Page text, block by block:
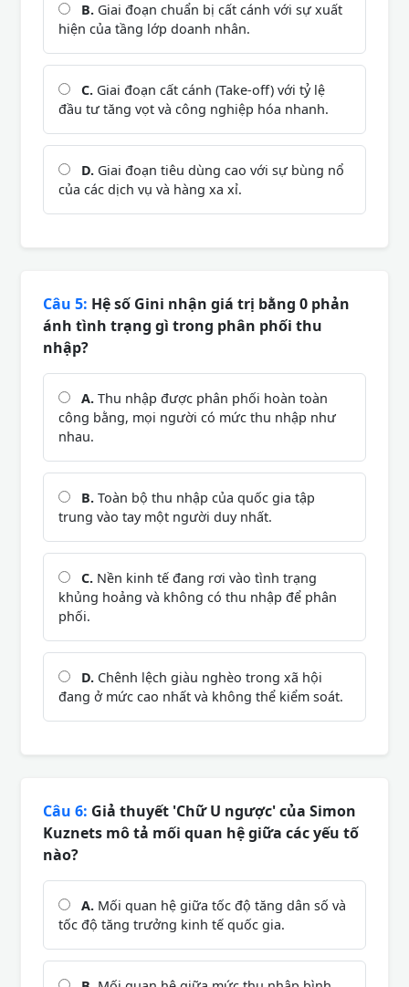
B. Giai đoạn chuẩn bị cất cánh với sự xuất
hiện của tầng lớp doanh nhân.
C. Giai đoạn cất cánh (Take-off) với tỷ lệ
đầu tư tăng vọt và công nghiệp hóa nhanh.
D. Giai đoạn tiêu dùng cao với sự bùng nổ
của các dịch vụ và hàng xa xỉ.
Câu 5: Hệ số Gini nhận giá trị bằng 0 phản
ánh tình trạng gì trong phân phối thu
nhập?
A. Thu nhập được phân phối hoàn toàn
công bằng, mọi người có mức thu nhập như
nhau.
B. Toàn bộ thu nhập của quốc gia tập
trung vào tay một người duy nhất.
C. Nền kinh tế đang rơi vào tình trạng
khủng hoảng và không có thu nhập để phân
phối.
D. Chênh lệch giàu nghèo trong xã hội
đang ở mức cao nhất và không thể kiểm soát.
Câu 6: Giả thuyết 'Chữ U ngược' của Simon
Kuznets mô tả mối quan hệ giữa các yếu tố
nào?
A. Mối quan hệ giữa tốc độ tăng dân số và
tốc độ tăng trưởng kinh tế quốc gia.